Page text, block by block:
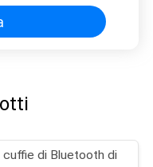
cuffie di Bluetooth di